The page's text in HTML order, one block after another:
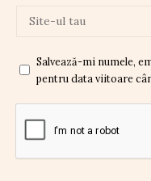
Salvează-mi numele,
pentru data viitoare